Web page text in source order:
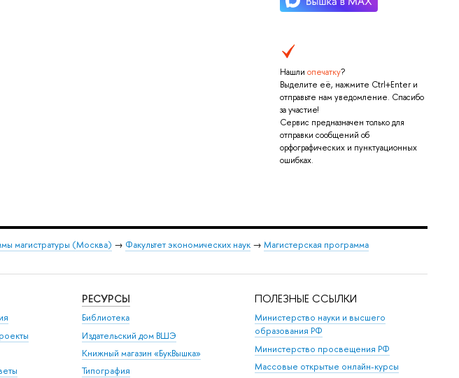
Нашли опечатку?
Выделите её, нажмите Ctrl+Enter и
отправьте нам уведомление. Спасибо
за участие!
Сервис предназначен только для
отправки сообщений об
орфографических и пунктуационных
ошибках.
магистратуры (Москва) → Факультет экономических наук→ Магистерская программа
РЕСУРСЫ
Библиотека
Издательский дом ВШЭ
Книжный магазин «БукВышка»
Типография
ПОЛЕЗНЫЕ ССЫЛКИ
Министерство науки и высшего
образования РФ
Министерство просвещения РФ
Массовые открытые онлайн-курсы